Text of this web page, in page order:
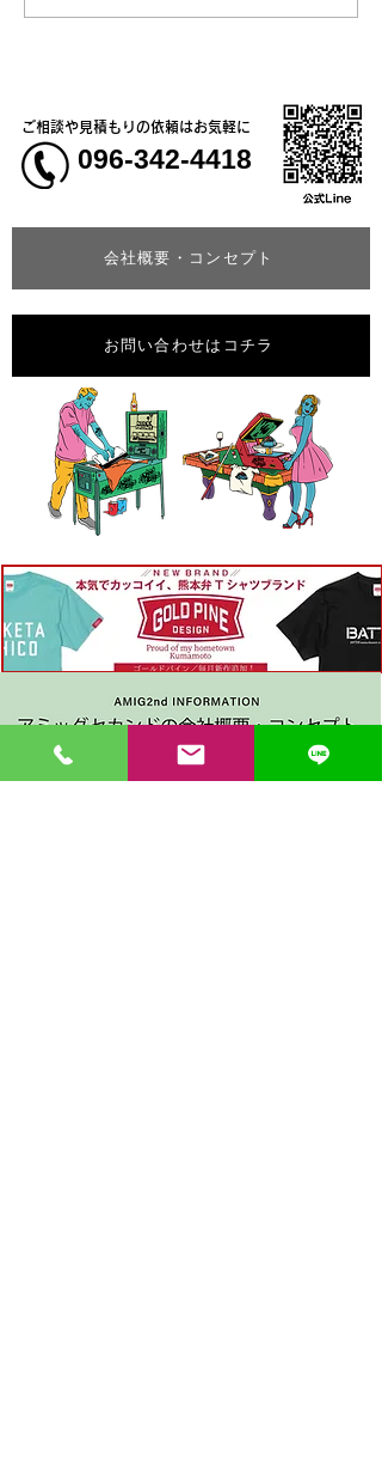
いてのお知らせ
会社概要・コンセプト
ご相談や見積もりの依頼はお気軽に
096-342-4418
お問い合わせはコチラ